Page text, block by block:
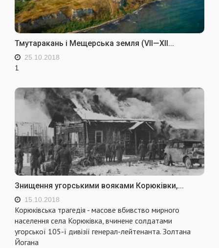
Тмутаракань і Мещерська земля (VII—XII...
25.10.2018
1
Знищення угорськими вояками Корюківки,...
15.10.2018
Корюківська трагедія - масове вбивство мирного
населення села Корюківка, вчинене солдатами
угорської 105-ї дивізії генерал-лейтенанта. Золтана
Йогана